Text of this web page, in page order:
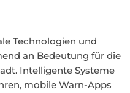
Technologien und
an Bedeutung für die
Intelligente Systeme
mobile Warn-Apps